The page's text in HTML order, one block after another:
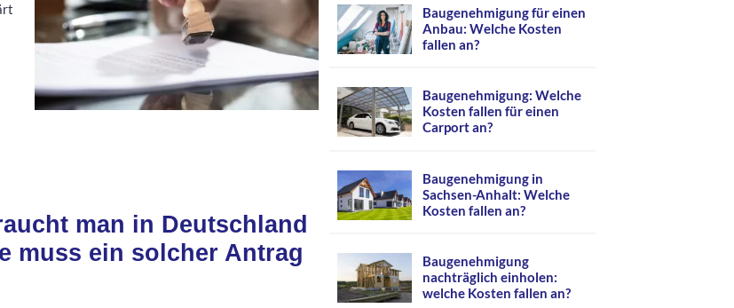
man in Deutschland
muss ein solcher Antrag
Baugenehmigung für einen
Anbau: Welche Kosten
fallen an?
Baugenehmigung: Welche
Kosten fallen für einen
Carport an?
Baugenehmigung in
Sachsen-Anhalt: Welche
Kosten fallen an?
Baugenehmigung
nachträglich einholen:
welche Kosten fallen an?